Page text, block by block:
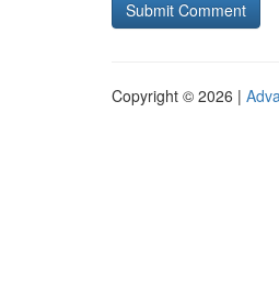
Copyright © 2026 |